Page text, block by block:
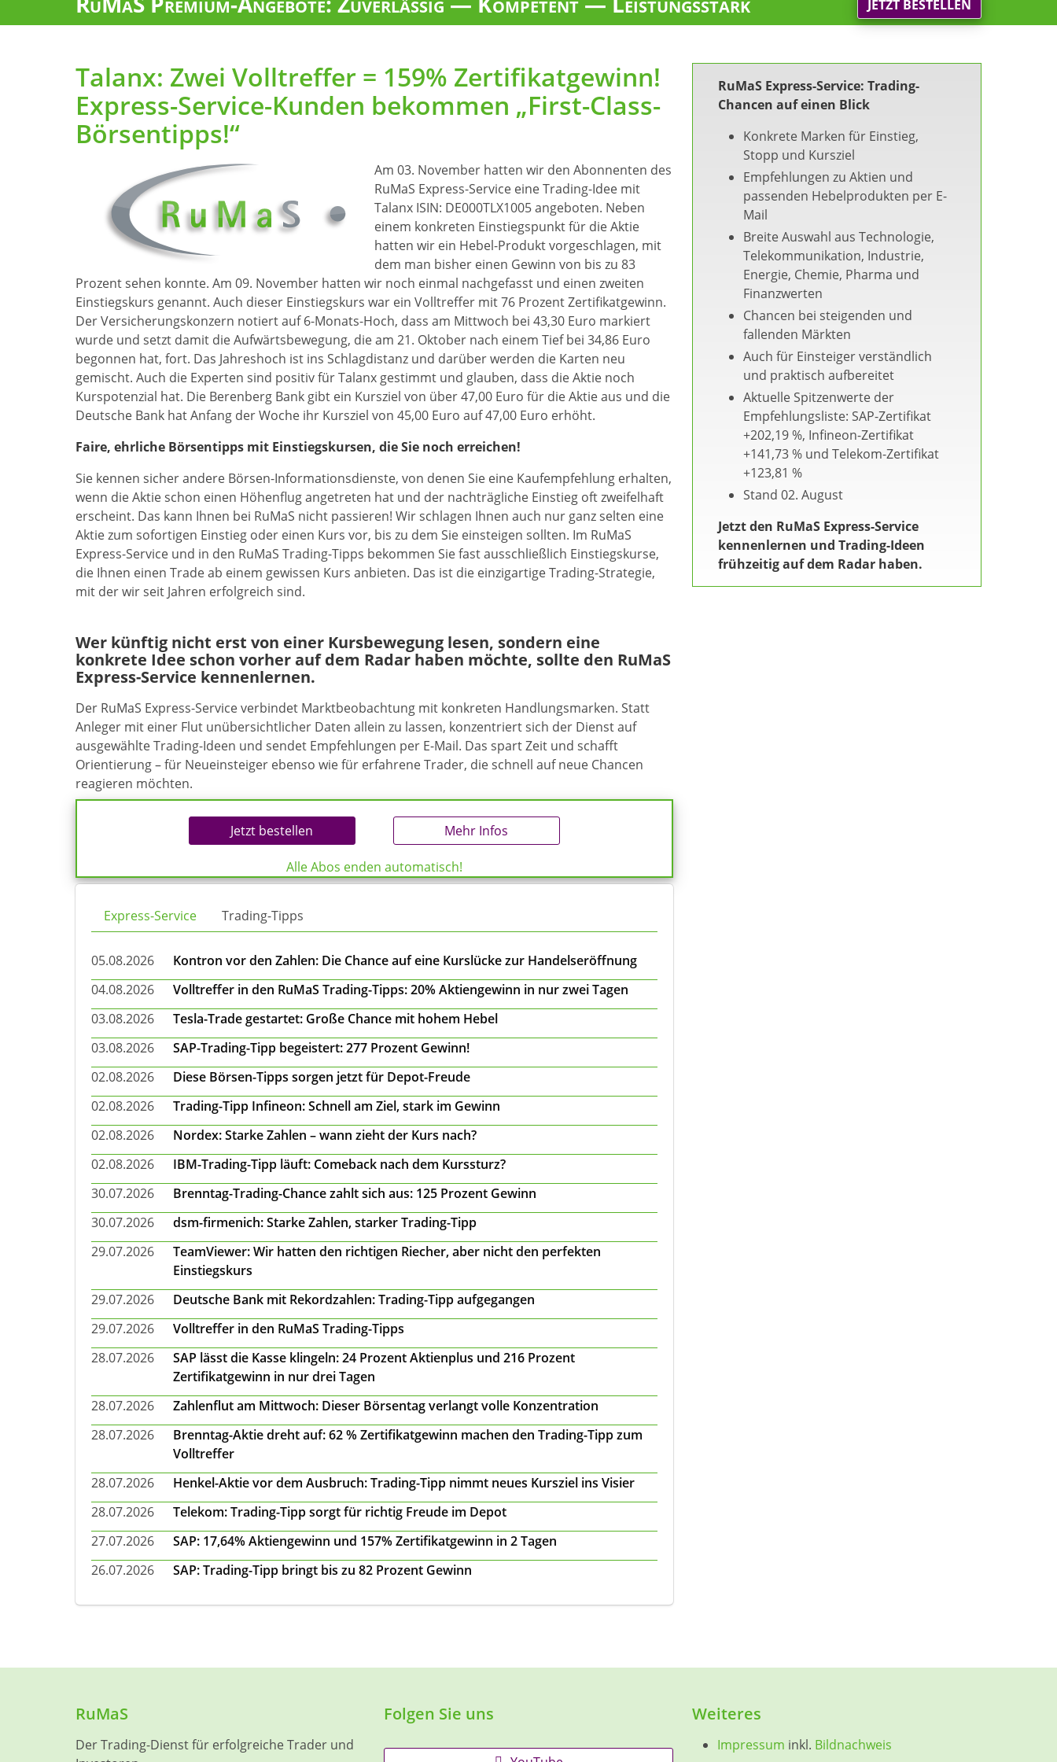
JETZT BESTELLEN
Talanx: Zwei Volltreffer = 159% Zertifikatgewinn!
Express-Service-Kunden bekommen „First-Class-
Börsentipps!“
Am 03. November hatten wir den Abonnenten des
RuMaS Express-Service eine Trading-Idee mit
Talanx ISIN: DE000TLX1005 angeboten. Neben
einem konkreten Einstiegspunkt für die Aktie
hatten wir ein Hebel-Produkt vorgeschlagen, mit
dem man bisher einen Gewinn von bis zu 83
Prozent sehen konnte. Am 09. November hatten wir noch einmal nachgefasst und einen zweiten
Einstiegskurs genannt. Auch dieser Einstiegskurs war ein Volltreffer mit 76 Prozent Zertifikatgewinn.
Der Versicherungskonzern notiert auf 6-Monats-Hoch, dass am Mittwoch bei 43,30 Euro markiert
wurde und setzt damit die Aufwärtsbewegung, die am 21. Oktober nach einem Tief bei 34,86 Euro
begonnen hat, fort. Das Jahreshoch ist ins Schlagdistanz und darüber werden die Karten neu
gemischt. Auch die Experten sind positiv für Talanx gestimmt und glauben, dass die Aktie noch
Kurspotenzial hat. Die Berenberg Bank gibt ein Kursziel von über 47,00 Euro für die Aktie aus und die
Deutsche Bank hat Anfang der Woche ihr Kursziel von 45,00 Euro auf 47,00 Euro erhöht.
Faire, ehrliche Börsentipps mit Einstiegskursen, die Sie noch erreichen!
Sie kennen sicher andere Börsen-Informationsdienste, von denen Sie eine Kaufempfehlung erhalten,
wenn die Aktie schon einen Höhenflug angetreten hat und der nachträgliche Einstieg oft zweifelhaft
erscheint. Das kann Ihnen bei RuMaS nicht passieren! Wir schlagen Ihnen auch nur ganz selten eine
Aktie zum sofortigen Einstieg oder einen Kurs vor, bis zu dem Sie einsteigen sollten. Im RuMaS
Express-Service und in den RuMaS Trading-Tipps bekommen Sie fast ausschließlich Einstiegskurse,
die Ihnen einen Trade ab einem gewissen Kurs anbieten. Das ist die einzigartige Trading-Strategie,
mit der wir seit Jahren erfolgreich sind.
Wer künftig nicht erst von einer Kursbewegung lesen, sondern eine
konkrete Idee schon vorher auf dem Radar haben möchte, sollte den RuMaS
Express-Service kennenlernen.
Der RuMaS Express-Service verbindet Marktbeobachtung mit konkreten Handlungsmarken. Statt
Anleger mit einer Flut unübersichtlicher Daten allein zu lassen, konzentriert sich der Dienst auf
ausgewählte Trading-Ideen und sendet Empfehlungen per E-Mail. Das spart Zeit und schafft
Orientierung – für Neueinsteiger ebenso wie für erfahrene Trader, die schnell auf neue Chancen
reagieren möchten.
Jetzt bestellen Mehr Infos
Alle Abos enden automatisch!
Express-Service Trading-Tipps
05.08.2026
Kontron vor den Zahlen: Die Chance auf eine Kurslücke zur Handelseröffnung
04.08.2026
Volltreffer in den RuMaS Trading-Tipps: 20% Aktiengewinn in nur zwei Tagen
03.08.2026
Tesla-Trade gestartet: Große Chance mit hohem Hebel
03.08.2026
SAP-Trading-Tipp begeistert: 277 Prozent Gewinn!
02.08.2026
Diese Börsen-Tipps sorgen jetzt für Depot-Freude
02.08.2026
Trading-Tipp Infineon: Schnell am Ziel, stark im Gewinn
02.08.2026
Nordex: Starke Zahlen – wann zieht der Kurs nach?
02.08.2026
IBM-Trading-Tipp läuft: Comeback nach dem Kurssturz?
30.07.2026
Brenntag-Trading-Chance zahlt sich aus: 125 Prozent Gewinn
30.07.2026
dsm-firmenich: Starke Zahlen, starker Trading-Tipp
29.07.2026
TeamViewer: Wir hatten den richtigen Riecher, aber nicht den perfekten
Einstiegskurs
29.07.2026
Deutsche Bank mit Rekordzahlen: Trading-Tipp aufgegangen
29.07.2026
Volltreffer in den RuMaS Trading-Tipps
28.07.2026
SAP lässt die Kasse klingeln: 24 Prozent Aktienplus und 216 Prozent
Zertifikatgewinn in nur drei Tagen
28.07.2026
Zahlenflut am Mittwoch: Dieser Börsentag verlangt volle Konzentration
28.07.2026
Brenntag-Aktie dreht auf: 62 % Zertifikatgewinn machen den Trading-Tipp zum
Volltreffer
28.07.2026
Henkel-Aktie vor dem Ausbruch: Trading-Tipp nimmt neues Kursziel ins Visier
28.07.2026
Telekom: Trading-Tipp sorgt für richtig Freude im Depot
27.07.2026
SAP: 17,64% Aktiengewinn und 157% Zertifikatgewinn in 2 Tagen
26.07.2026
SAP: Trading-Tipp bringt bis zu 82 Prozent Gewinn
RuMaS Express-Service: Trading-
Chancen auf einen Blick
Konkrete Marken für Einstieg,
Stopp und Kursziel
Empfehlungen zu Aktien und
passenden Hebelprodukten per E-
Mail
Breite Auswahl aus Technologie,
Telekommunikation, Industrie,
Energie, Chemie, Pharma und
Finanzwerten
Chancen bei steigenden und
fallenden Märkten
Auch für Einsteiger verständlich
und praktisch aufbereitet
Aktuelle Spitzenwerte der
Empfehlungsliste: SAP-Zertifikat
+202,19 %, Infineon-Zertifikat
+141,73 % und Telekom-Zertifikat
+123,81 %
Stand 02. August
Jetzt den RuMaS Express-Service
kennenlernen und Trading-Ideen
frühzeitig auf dem Radar haben.
RuMaS
Der Trading-Dienst für erfolgreiche Trader und
Folgen Sie uns Weiteres
Impressum inkl. Bildnachweis